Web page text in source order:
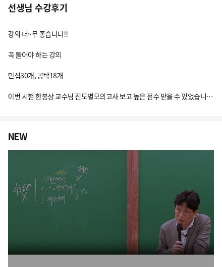
선생님 수강후기
강의 너~무 좋습니다!!
꼭 들어야 하는 강의
민집30개, 공탁18개
이번 시험 한봉상 교수님 진도별모의고사 보고 높은 점수 받을 수 있었습니다. 너무 감사드립니다.
NEW